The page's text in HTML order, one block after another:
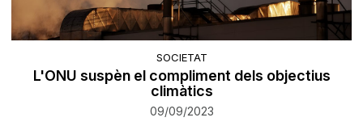
SOCIETAT
L'ONU suspèn el compliment dels objectius
climàtics
09/09/2023